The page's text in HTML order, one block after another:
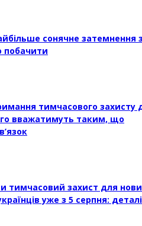
сонячне затемнення
побачити
тимчасового захисту
вважатимуть таким, що
тимчасовий захист для
уже з 5 серпня: деталі